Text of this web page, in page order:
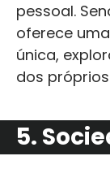
pessoal.
oferece
única,
dos
5.